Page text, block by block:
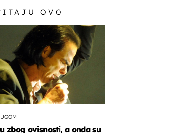
OVO
zbog ovisnosti, a onda su